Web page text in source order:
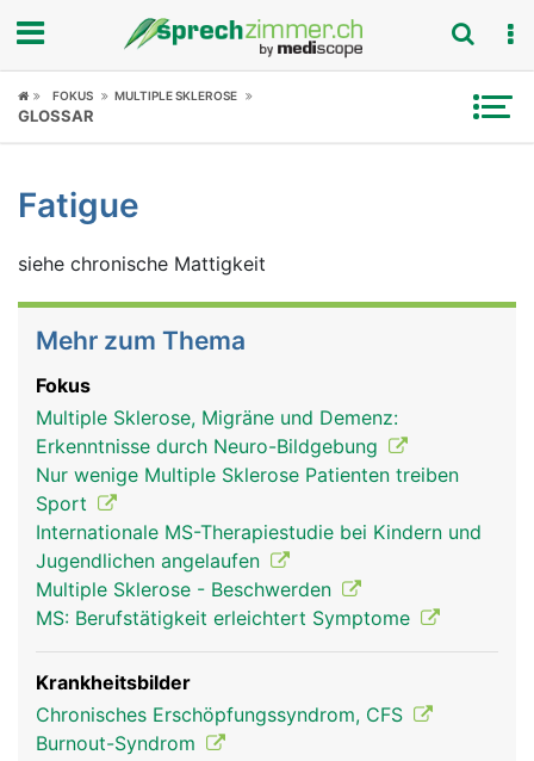
Fokus
Symptome
Untersuchungen
News
Ratgeber
Rubriken
FOKUS MULTIPLE SKLEROSE
GLOSSAR
Fatigue
siehe chronische Mattigkeit
Mehr zum Thema
Fokus
Multiple Sklerose, Migräne und Demenz:
Erkenntnisse durch Neuro-Bildgebung
Nur wenige Multiple Sklerose Patienten treiben
Sport
Internationale MS-Therapiestudie bei Kindern und
Jugendlichen angelaufen
Multiple Sklerose - Beschwerden
MS: Berufstätigkeit erleichtert Symptome
Krankheitsbilder
Chronisches Erschöpfungssyndrom, CFS
Burnout-Syndrom